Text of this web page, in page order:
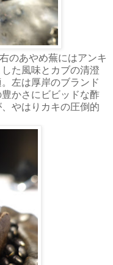
のあやめ蕪にはアンキ
た風味とカブの清澄
左は厚岸のブランド
かさにビビッドな酢
やはりカキの圧倒的